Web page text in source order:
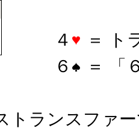
４
＝ ト
６
＝ 「
ンスファー